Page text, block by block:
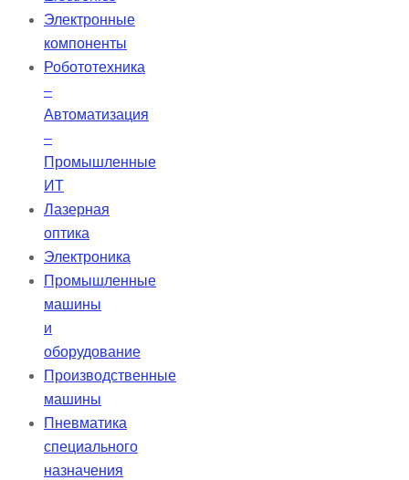
цветовой маркировке и
предварительной дозировке.
Электронные
компоненты
Робототехника
–
Автоматизация
–
Промышленные
ИТ
Лазерная
оптика
Электроника
Промышленные
машины
и
оборудование
Производственные
машины
Пневматика
специального
назначения